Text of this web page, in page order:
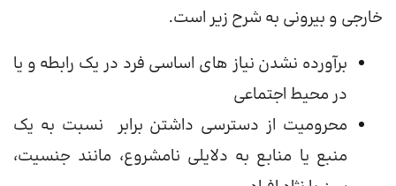
خارجی و بیرونی به شرح زیر است.
برآورده نشدن نیاز های اساسی فرد در یک رابطه و یا
در محیط اجتماعی
محرومیت از دسترسی داشتن برابر نسبت به یک
منبع یا منابع به دلایلی نامشروع، مانند جنسیت،